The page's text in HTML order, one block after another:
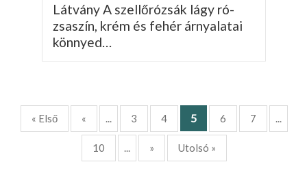
Látvány A szellőrózsák lágy ró­
zsaszín, krém és fehér árnyalatai
könnyed…
« Első « ... 3 4 5 6 7 ...
10 ... » Utolsó »